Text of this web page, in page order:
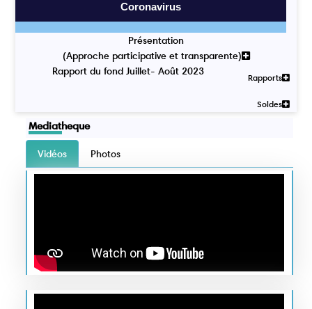
Coronavirus
Présentation
(Approche participative et transparente)
Rapports
Rapport du fond Juillet- Août 2023
Soldes
Mediatheque
Vidéos Photos